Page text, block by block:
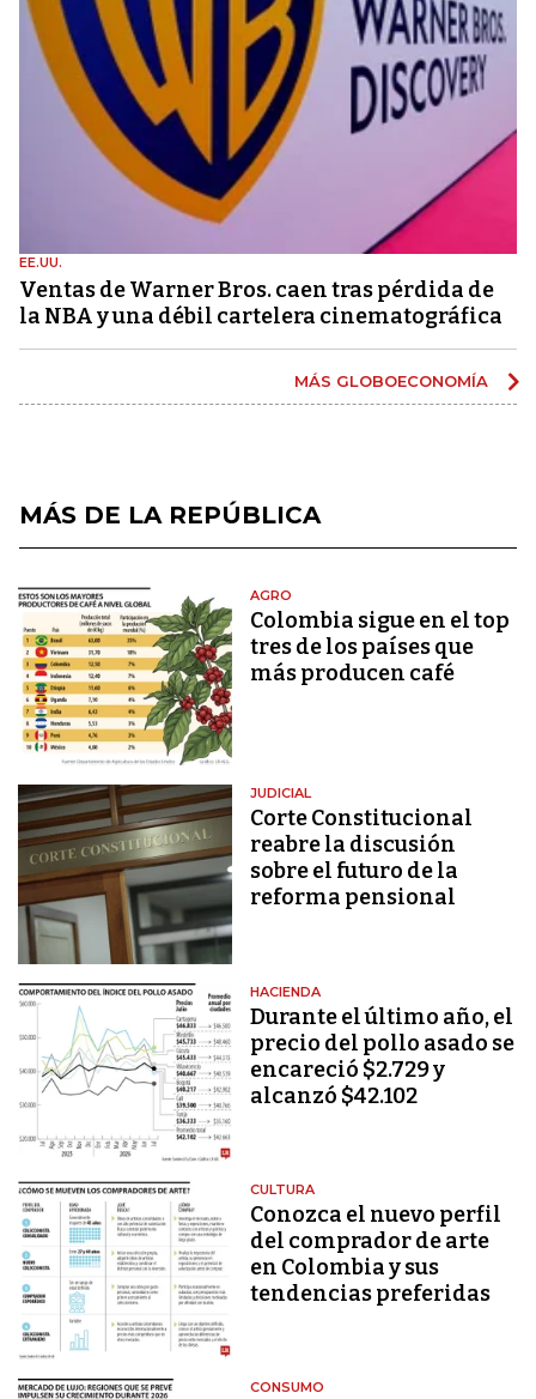
EE.UU.
Ventas de Warner Bros. caen tras pérdida de
la NBA y una débil cartelera cinematográfica
MÁS GLOBOECONOMÍA
MÁS DE LA REPÚBLICA
AGRO
Colombia sigue en el top
tres de los países que
más producen café
JUDICIAL
Corte Constitucional
reabre la discusión
sobre el futuro de la
reforma pensional
HACIENDA
Durante el último año, el
precio del pollo asado se
encareció $2.729 y
alcanzó $42.102
CULTURA
Conozca el nuevo perfil
del comprador de arte
en Colombia y sus
tendencias preferidas
CONSUMO